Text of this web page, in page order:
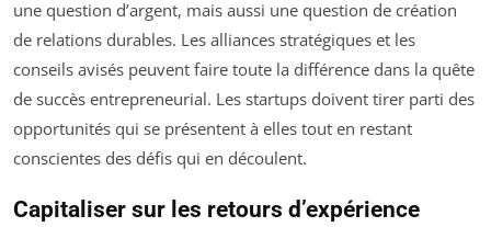
une question d’argent, mais aussi une question de création
de relations durables. Les alliances stratégiques et les
conseils avisés peuvent faire toute la différence dans la quête
de succès entrepreneurial. Les startups doivent tirer parti des
opportunités qui se présentent à elles tout en restant
conscientes des défis qui en découlent.
Capitaliser sur les retours d’expérience